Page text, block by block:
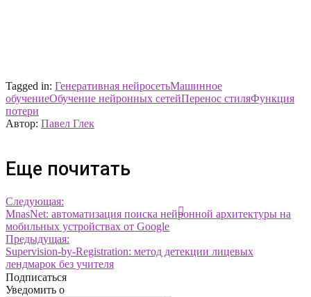
Tagged in: Генеративная нейросетьМашинное
обучениеОбучение нейронных сетейПеренос стиляФункция
потери
Автор: Павел Глек
Еще почитать
Следующая:
MnasNet: автоматизация поиска нейронной архитектуры на
мобильных устройствах от Google
Предыдущая:
Supervision-by-Registration: метод детекции лицевых
лендмарок без учителя
Подписаться
Уведомить о